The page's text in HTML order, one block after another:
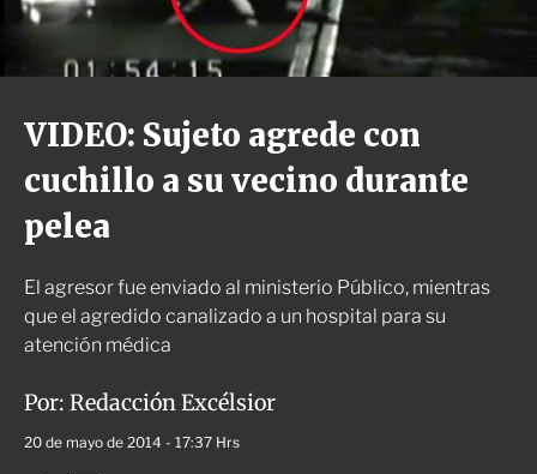
VIDEO: Sujeto agrede con
cuchillo a su vecino durante
pelea
El agresor fue enviado al ministerio Público, mientras
que el agredido canalizado a un hospital para su
atención médica
Por: Redacción Excélsior
20 de mayo de 2014 - 17:37 Hrs